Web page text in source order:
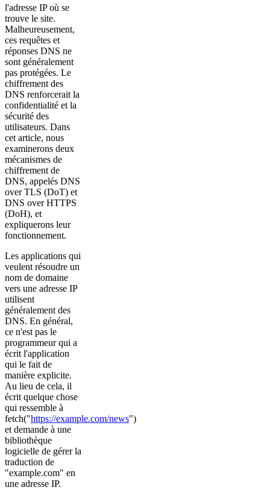
l'adresse IP où se
trouve le site.
Malheureusement,
ces requêtes et
réponses DNS ne
sont généralement
pas protégées. Le
chiffrement des
DNS renforcerait la
confidentialité et la
sécurité des
utilisateurs. Dans
cet article, nous
examinerons deux
mécanismes de
chiffrement de
DNS, appelés DNS
over TLS (DoT) et
DNS over HTTPS
(DoH), et
expliquerons leur
fonctionnement.
Les applications qui
veulent résoudre un
nom de domaine
vers une adresse IP
utilisent
généralement des
DNS. En général,
ce n'est pas le
programmeur qui a
écrit l'application
qui le fait de
manière explicite.
Au lieu de cela, il
écrit quelque chose
qui ressemble à
fetch("https://example.com/news")
et demande à une
bibliothèque
logicielle de gérer la
traduction de
"example.com" en
une adresse IP.